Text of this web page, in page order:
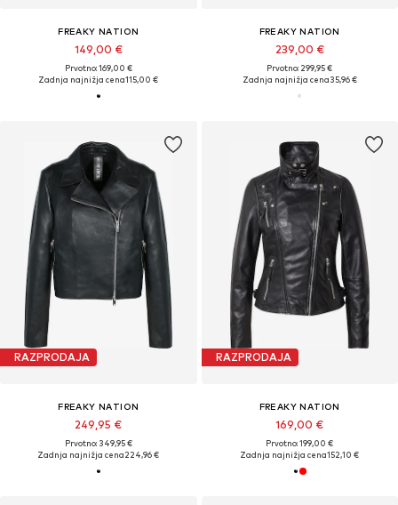
FREAKY NATION
149,00 €
Prvotno: 169,00 €
Zadnja najnižja cena115,00 €
FREAKY NATION
239,00 €
Prvotno: 299,95 €
Zadnja najnižja cena35,96 €
RAZPRODAJA
FREAKY NATION
249,95 €
Prvotno: 349,95 €
Zadnja najnižja cena224,96 €
RAZPRODAJA
FREAKY NATION
169,00 €
Prvotno: 199,00 €
Zadnja najnižja cena152,10 €